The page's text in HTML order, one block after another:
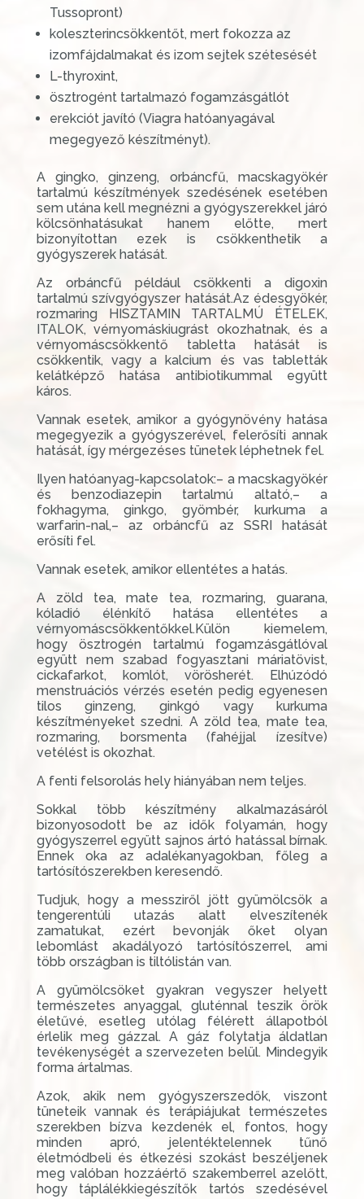
Tussopront)
koleszterincsökkentőt, mert fokozza az
izomfájdalmakat és izom sejtek szétesését
L-thyroxint,
ösztrogént tartalmazó fogamzásgátlót
erekciót javító (Viagra hatóanyagával
megegyező készítményt).
A gingko, ginzeng, orbáncfű, macskagyökér
tartalmú készítmények szedésének esetében
sem utána kell megnézni a gyógyszerekkel járó
kölcsönhatásukat hanem előtte, mert
bizonyítottan ezek is csökkenthetik a
gyógyszerek hatását.
Az orbáncfű például csökkenti a digoxin
tartalmú szívgyógyszer hatását.Az édesgyökér,
rozmaring HISZTAMIN TARTALMÚ ÉTELEK,
ITALOK, vérnyomáskiugrást okozhatnak, és a
vérnyomáscsökkentő tabletta hatását is
csökkentik, vagy a kalcium és vas tabletták
kelátképző hatása antibiotikummal együtt
káros.
Vannak esetek, amikor a gyógynövény hatása
megegyezik a gyógyszerével, felerősíti annak
hatását, így mérgezéses tünetek léphetnek fel.
Ilyen hatóanyag-kapcsolatok:– a macskagyökér
és benzodiazepin tartalmú altató,– a
fokhagyma, ginkgo, gyömbér, kurkuma a
warfarin-nal,– az orbáncfű az SSRI hatását
erősíti fel.
Vannak esetek, amikor ellentétes a hatás.
A zöld tea, mate tea, rozmaring, guarana,
kóladió élénkítő hatása ellentétes a
vérnyomáscsökkentőkkel.Külön kiemelem,
hogy ösztrogén tartalmú fogamzásgátlóval
együtt nem szabad fogyasztani máriatövist,
cickafarkot, komlót, vörösherét. Elhúzódó
menstruációs vérzés esetén pedig egyenesen
tilos ginzeng, ginkgó vagy kurkuma
készítményeket szedni. A zöld tea, mate tea,
rozmaring, borsmenta (fahéjjal ízesítve)
vetélést is okozhat.
A fenti felsorolás hely hiányában nem teljes.
Sokkal több készítmény alkalmazásáról
bizonyosodott be az idők folyamán, hogy
gyógyszerrel együtt sajnos ártó hatással bírnak.
Ennek oka az adalékanyagokban, főleg a
tartósítószerekben keresendő.
Tudjuk, hogy a messziről jött gyümölcsök a
tengerentúli utazás alatt elveszítenék
zamatukat, ezért bevonják őket olyan
lebomlást akadályozó tartósítószerrel, ami
több országban is tiltólistán van.
A gyümölcsöket gyakran vegyszer helyett
természetes anyaggal, gluténnal teszik örök
életűvé, esetleg utólag félérett állapotból
érlelik meg gázzal. A gáz folytatja áldatlan
tevékenységét a szervezeten belül. Mindegyik
forma ártalmas.
Azok, akik nem gyógyszerszedők, viszont
tüneteik vannak és terápiájukat természetes
szerekben bízva kezdenék el, fontos, hogy
minden apró, jelentéktelennek tűnő
életmódbeli és étkezési szokást beszéljenek
meg valóban hozzáértő szakemberrel azelőtt,
hogy táplálékkiegészítők tartós szedésével